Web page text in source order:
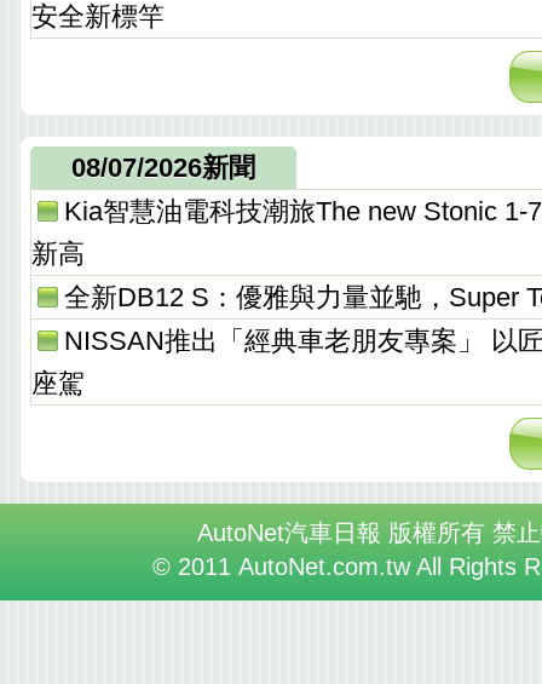
安全新標竿
08/07/2026新聞
Kia智慧油電科技潮旅The new Stonic 1-
新高
全新DB12 S：優雅與力量並馳，Super
NISSAN推出「經典車老朋友專案」 以
座駕
AutoNet汽車日報 版權所有 禁
© 2011 AutoNet.com.tw All Rights